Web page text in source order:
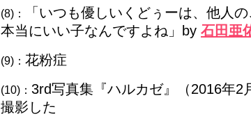
(8)：
「いつも優しいくどぅーは、他人
本当にいい子なんですよね」by 石田亜
(9)： 花粉症
(10)： 3rd写真集『ハルカゼ』（2016年2
撮影した